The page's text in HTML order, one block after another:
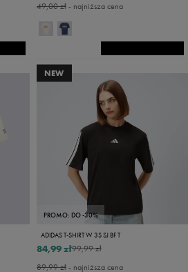
49,00 zł- najniższa cena
NEW
PROMO: DO -30%
ADIDAS T-SHIRT W 3S SJ BF T
99,99 zł
84,99 zł
89,99 zł- najniższa cena